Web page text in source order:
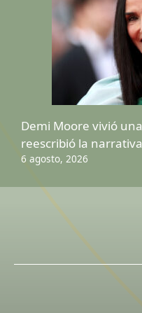
Demi Moore vivió
reescribió la
6 agosto, 2026